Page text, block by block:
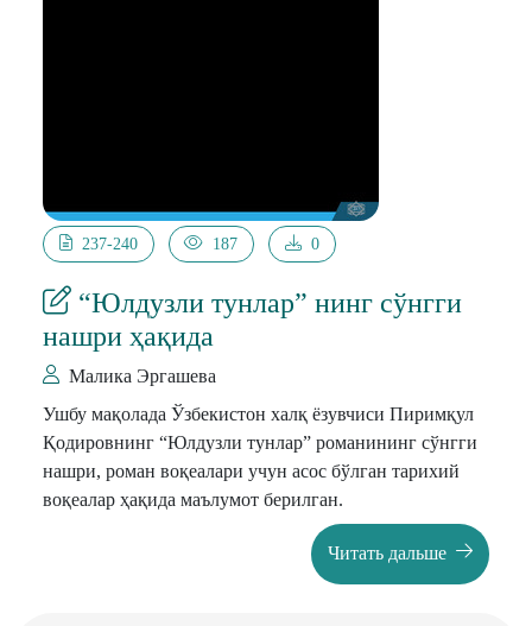
237-240 187 0
“Юлдузли тунлар” нинг сўнгги
нашри ҳақида
Малика Эргашева
Ушбу мақолада Ўзбекистон халқ ёзувчиси Пиримқул
Қодировнинг “Юлдузли тунлар” романининг сўнгги
нашри, роман воқеалари учун асос бўлган тарихий
воқеалар ҳақида маълумот берилган.
Читать дальше